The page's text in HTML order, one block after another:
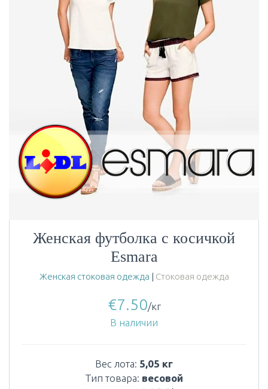
Женская футболка с косичкой
Esmara
Женская стоковая одежда | Стоковая одежда
€7.50/кг
В наличии
Вес лота: 5,05 кг
Тип товара: весовой